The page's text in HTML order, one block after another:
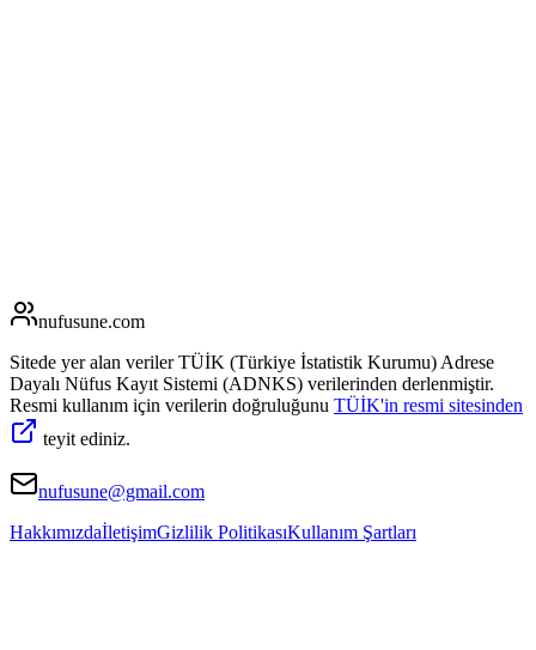
nufusune.com
Sitede yer alan veriler TÜİK (Türkiye İstatistik Kurumu) Adrese
Dayalı Nüfus Kayıt Sistemi (ADNKS) verilerinden derlenmiştir.
Resmi kullanım için verilerin doğruluğunu TÜİK'in resmi sitesinden
teyit ediniz.
nufusune@gmail.com
HakkımızdaİletişimGizlilik PolitikasıKullanım Şartları